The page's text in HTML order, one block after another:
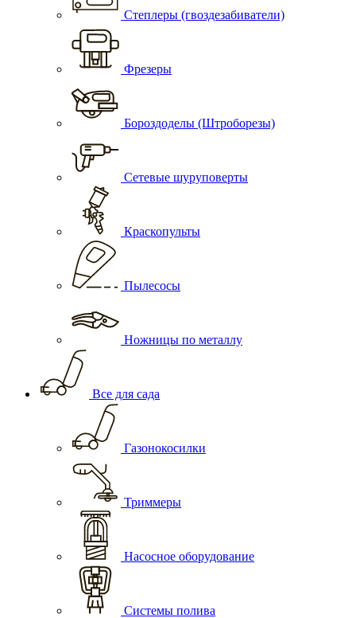
Степлеры (гвоздезабиватели)
Фрезеры
Бороздоделы (Штроборезы)
Сетевые шуруповерты
Краскопульты
Пылесосы
Ножницы по металлу
Все для сада
Газонокосилки
Триммеры
Насосное оборудование
Системы полива